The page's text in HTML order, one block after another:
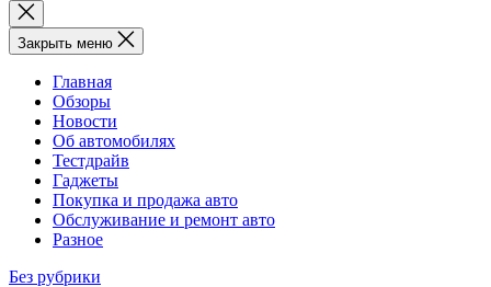
Закрыть
поиск
Закрыть меню
Главная
Обзоры
Новости
Об автомобилях
Тестдрайв
Гаджеты
Покупка и продажа авто
Обслуживание и ремонт авто
Разное
Без рубрики